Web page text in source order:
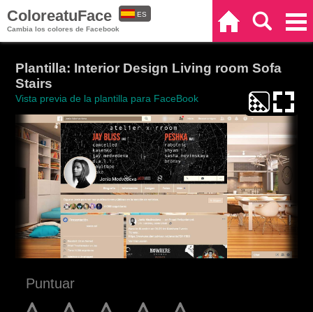
ColoreatuFace
Cambia los colores de Facebook
ES
Plantilla: Interior Design Living room Sofa
Stairs
Vista previa de la plantilla para FaceBook
Puntuar